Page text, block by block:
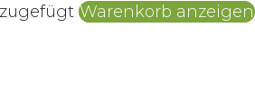
Warenkorb anzeigen